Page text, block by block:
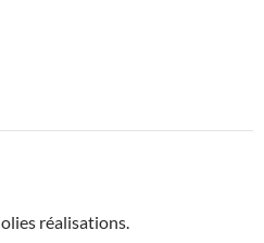
réalisations.